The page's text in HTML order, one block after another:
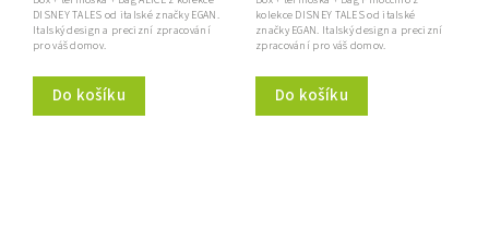
Do košíku
DISNEY TALES od italské značky EGAN.
Italský design a precizní zpracování
pro váš domov.
Do košíku
kolekce DISNEY TALES od italské
značky EGAN. Italský design a precizní
zpracování pro váš domov.